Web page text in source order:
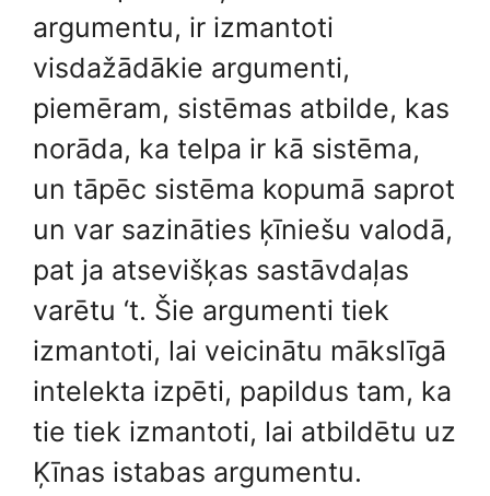
argumentu, ir izmantoti
visdažādākie argumenti,
piemēram, sistēmas atbilde, kas
norāda, ka telpa ir kā sistēma,
un tāpēc sistēma kopumā saprot
un var sazināties ķīniešu valodā,
pat ja atsevišķas sastāvdaļas
varētu ‘t. Šie argumenti tiek
izmantoti, lai veicinātu mākslīgā
intelekta izpēti, papildus tam, ka
tie tiek izmantoti, lai atbildētu uz
Ķīnas istabas argumentu.